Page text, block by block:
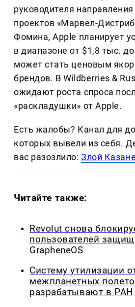
руководителя
проектов «Марвел-
Фомина, Apple планирует
в диапазоне от $1,8 тыс.
может стать ценовым
брендов. В Wildberries &
ожидают роста спроса
«раскладушки» от Apple.
Есть жалобы? Канал для
которых вывели из себя.
вас разозлило:Злой
Читайте также:
Revolut снова
пользователей
GrapheneOS
Систему утилизации
межпланетных
разрабатывают в РАН